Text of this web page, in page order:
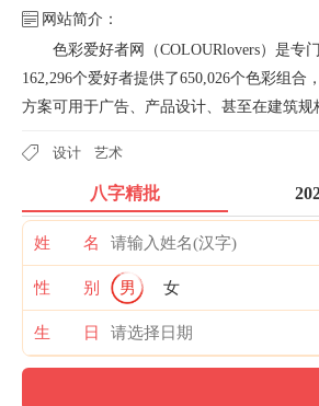
网站简介：
色彩爱好者网（COLOURlovers）是专
162,296个爱好者提供了650,026个色彩组
方案可用于广告、产品设计、甚至在建筑
设计 艺术
八字精批
姓 名
性 别 男 女
生 日